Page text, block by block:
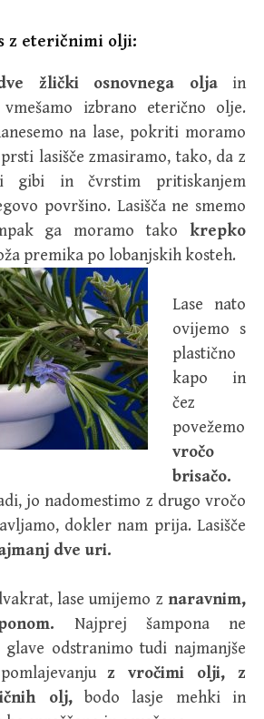
z eteričnimi olji:
žlički osnovnega olja in
izbrano eterično olje.
na lase, pokriti moramo
lasišče zmasiramo, tako, da z
gibi in čvrstim pritiskanjem
površino. Lasišča ne smemo
ga moramo tako krepko
premika po lobanjskih kosteh.
Lase nato
ovijemo s
plastično
kapo in
čez
povežemo
vročo
brisačo.
jo nadomestimo z drugo vročo
dokler nam prija. Lasišče
dve uri.
lase umijemo z naravnim,
Najprej šampona ne
odstranimo tudi najmanjše
z vročimi olji, z
olj,bodo lasje mehki in